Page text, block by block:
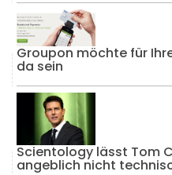
Groupon möchte für
da sein
Scientology lässt Tom
angeblich nicht